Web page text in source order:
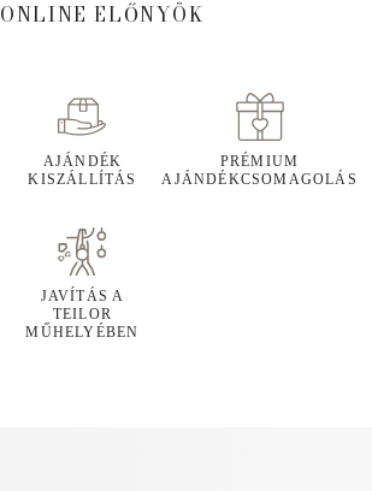
ONLINE ELŐNYÖK
AJÁNDÉK
KISZÁLLÍTÁS
PRÉMIUM
AJÁNDÉKCSOMAGOLÁS
JAVÍTÁS A
TEILOR
MŰHELYÉBEN